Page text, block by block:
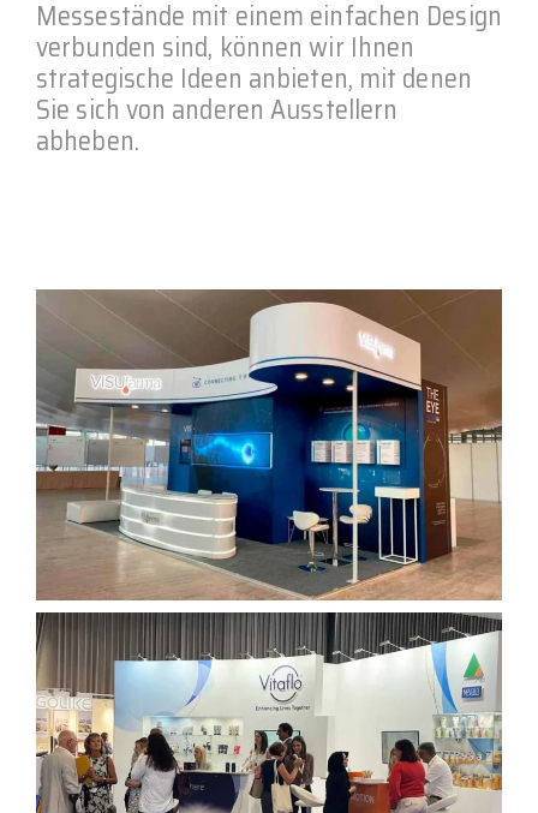
Messestände mit einem einfachen Design
verbunden sind, können wir Ihnen
strategische Ideen anbieten, mit denen
Sie sich von anderen Ausstellern
abheben.